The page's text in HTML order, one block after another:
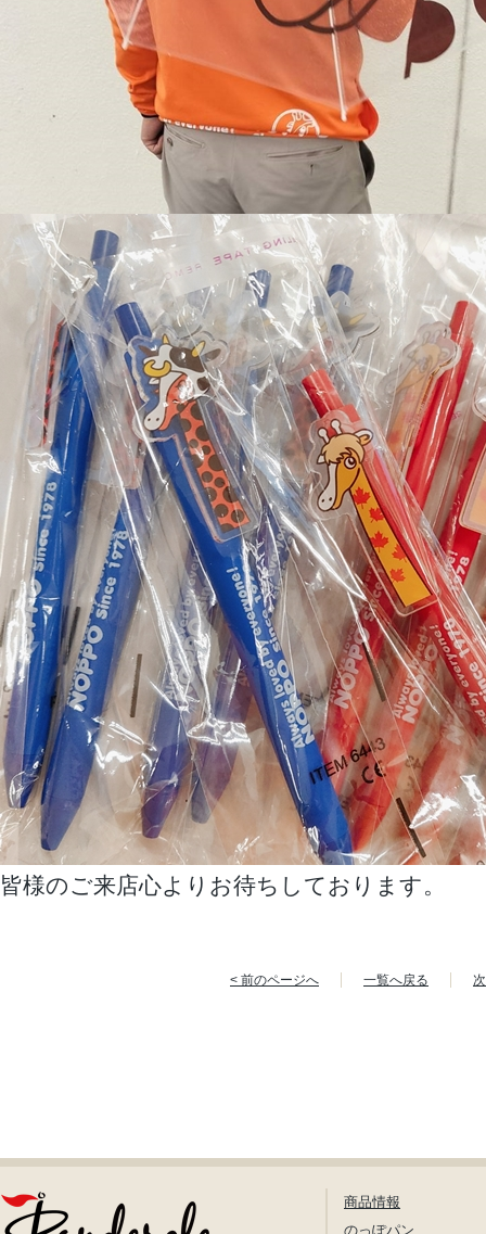
皆様のご来店心よりお待ちしております。
< 前のページへ 一覧へ戻る
商品情報
のっぽパン